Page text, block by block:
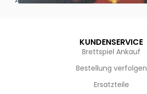
KUNDENSERVICE
Brettspiel Ankauf
Bestellung verfolgen
Ersatzteile